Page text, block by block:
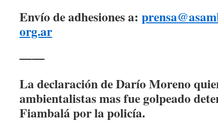
Envío de adhesiones a:
org.ar
——
La declaración de Darío Moreno
ambientalistas mas fue golpeado
Fiambalá por la policía.